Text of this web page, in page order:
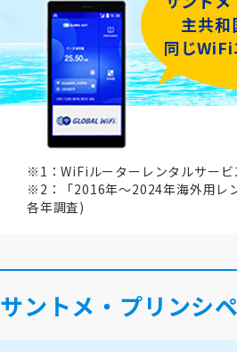
主共和
同じ
※1：WiFiルーターレンタルサー
※2：「2016年～2024年海外用レ
各年調査)
サントメ・プリンシ